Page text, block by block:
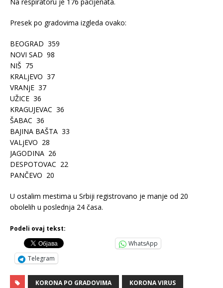
Presek po gradovima izgleda ovako:
BEOGRAD 359
NOVI SAD 98
NIŠ 75
KRALjEVO 37
VRANjE 37
UŽICE 36
KRAGUJEVAC 36
ŠABAC 36
BAJINA BAŠTA 33
VALjEVO 28
JAGODINA 26
DESPOTOVAC 22
PANČEVO 20
U ostalim mestima u Srbiji registrovano je manje od 20
obolelih u poslednja 24 časa.
Podeli ovaj tekst:
WhatsApp
Telegram
KORONA PO GRADOVIMA KORONA VIRUS